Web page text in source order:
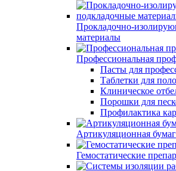
Прокладочно-
материалы
Профессиональная
Пасты для
Таблетки для
Клиническое
Порошки для
Профилактика
Артикуляционная
Гемостатические